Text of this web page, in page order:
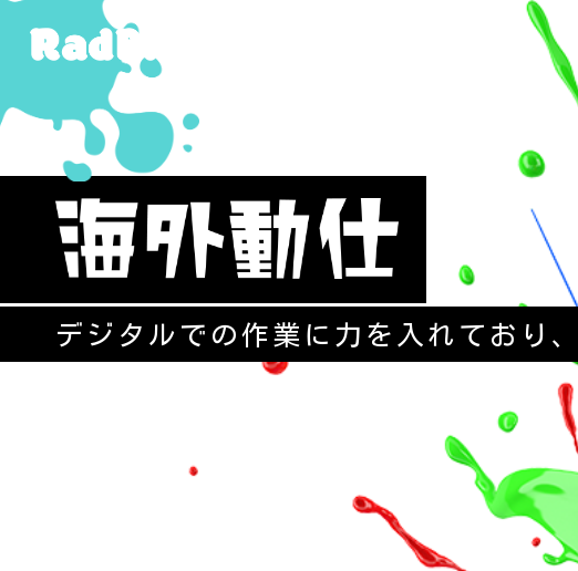
デジタルでの作業に力を入れており、